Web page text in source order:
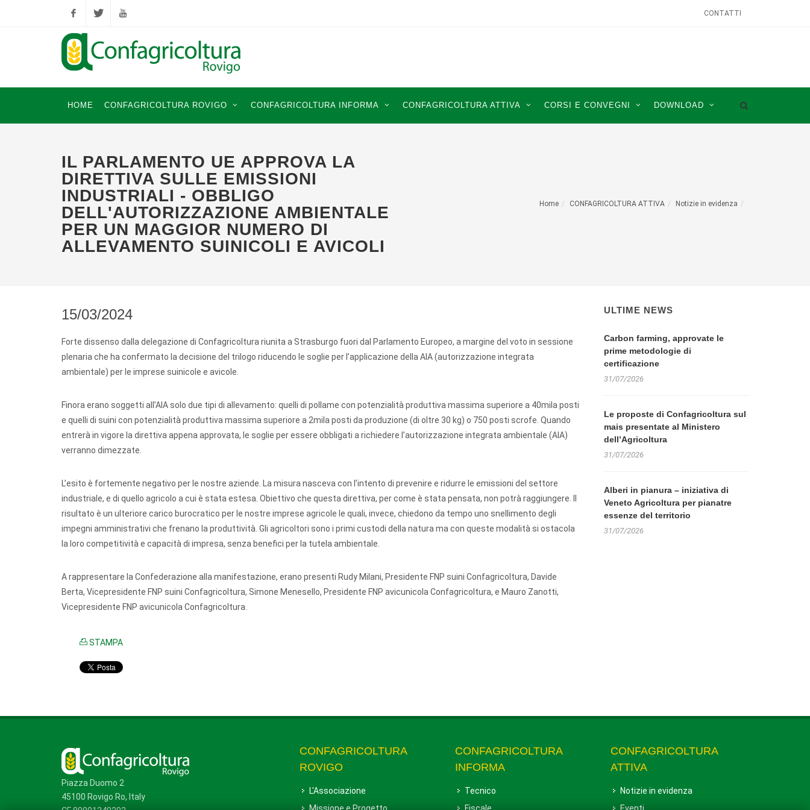
FacebookTwitter YouTube
CONTATTI
HOME CONFAGRICOLTURA ROVIGO CONFAGRICOLTURA INFORMA CONFAGRICOLTURA ATTIVA CORSI E CONVEGNI DOWNLOAD
IL PARLAMENTO UE APPROVA LA
DIRETTIVA SULLE EMISSIONI
INDUSTRIALI - OBBLIGO
DELL'AUTORIZZAZIONE AMBIENTALE
PER UN MAGGIOR NUMERO DI
ALLEVAMENTO SUINICOLI E AVICOLI
Home CONFAGRICOLTURA ATTIVA Notizie in evidenza
15/03/2024
Forte dissenso dalla delegazione di Confagricoltura riunita a Strasburgo fuori dal Parlamento Europeo, a margine del voto in sessione
plenaria che ha confermato la decisione del trilogo riducendo le soglie per l’applicazione della AIA (autorizzazione integrata
ambientale) per le imprese suinicole e avicole.
Finora erano soggetti all’AIA solo due tipi di allevamento: quelli di pollame con potenzialità produttiva massima superiore a 40mila posti
e quelli di suini con potenzialità produttiva massima superiore a 2mila posti da produzione (di oltre 30 kg) o 750 posti scrofe. Quando
entrerà in vigore la direttiva appena approvata, le soglie per essere obbligati a richiedere l’autorizzazione integrata ambientale (AIA)
verranno dimezzate.
L’esito è fortemente negativo per le nostre aziende. La misura nasceva con l’intento di prevenire e ridurre le emissioni del settore
industriale, e di quello agricolo a cui è stata estesa. Obiettivo che questa direttiva, per come è stata pensata, non potrà raggiungere. Il
risultato è un ulteriore carico burocratico per le nostre imprese agricole le quali, invece, chiedono da tempo uno snellimento degli
impegni amministrativi che frenano la produttività. Gli agricoltori sono i primi custodi della natura ma con queste modalità si ostacola
la loro competitività e capacità di impresa, senza benefici per la tutela ambientale.
A rappresentare la Confederazione alla manifestazione, erano presenti Rudy Milani, Presidente FNP suini Confagricoltura, Davide
Berta, Vicepresidente FNP suini Confagricoltura, Simone Menesello, Presidente FNP avicunicola Confagricoltura, e Mauro Zanotti,
Vicepresidente FNP avicunicola Confagricoltura.
STAMPA
ULTIME NEWS
Carbon farming, approvate le
prime metodologie di
certificazione
31/07/2026
Le proposte di Confagricoltura sul
mais presentate al Ministero
dell’Agricoltura
31/07/2026
Alberi in pianura – iniziativa di
Veneto Agricoltura per pianatre
essenze del territorio
31/07/2026
Piazza Duomo 2
45100 Rovigo Ro, Italy
CONFAGRICOLTURA
ROVIGO
L'Associazione
CONFAGRICOLTURA
INFORMA
Tecnico
CONFAGRICOLTURA
ATTIVA
Notizie in evidenza